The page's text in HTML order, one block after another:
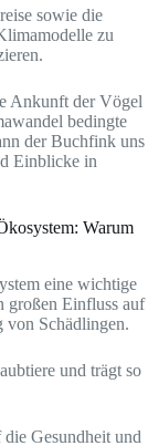
sowie die
zu
Ankunft der Vögel
bedingte
der Buchfink uns
Einblicke in
Warum
eine wichtige
großen Einfluss auf
von Schädlingen.
und trägt so
Gesundheit und